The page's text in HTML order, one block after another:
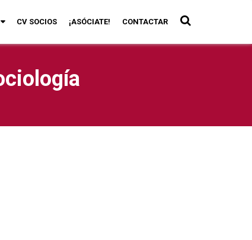
CV SOCIOS ¡ASÓCIATE! CONTACTAR